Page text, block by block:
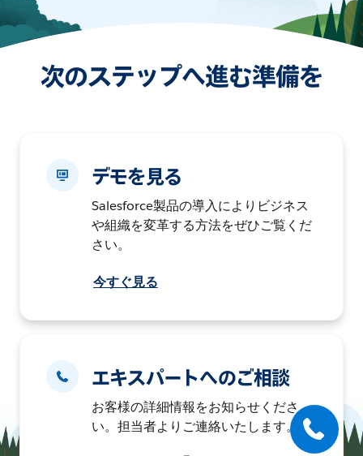
次のステップへ進む準備を
デモを見る
Salesforce製品の導入によりビジネス
や組織を変革する方法をぜひご覧くだ
さい。
今すぐ見る
エキスパートへのご相談
お客様の詳細情報をお知らせくださ
い。担当者よりご連絡いたします。